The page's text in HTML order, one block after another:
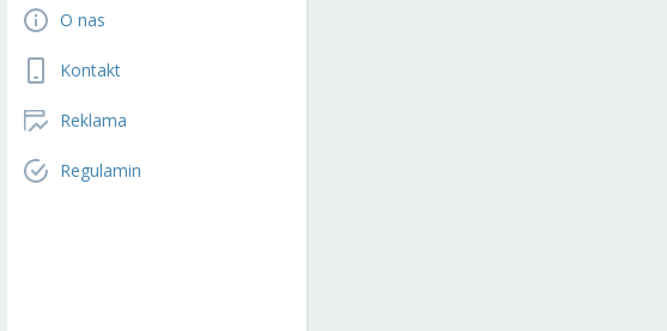
O nas
Kontakt
Reklama
Regulamin